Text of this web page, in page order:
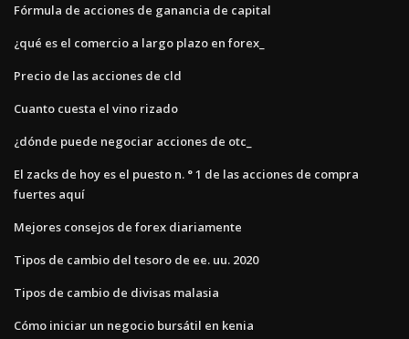
Fórmula de acciones de ganancia de capital
¿qué es el comercio a largo plazo en forex_
Precio de las acciones de cld
Cuanto cuesta el vino rizado
¿dónde puede negociar acciones de otc_
El zacks de hoy es el puesto n. ° 1 de las acciones de compra
fuertes aquí
Mejores consejos de forex diariamente
Tipos de cambio del tesoro de ee. uu. 2020
Tipos de cambio de divisas malasia
Cómo iniciar un negocio bursátil en kenia